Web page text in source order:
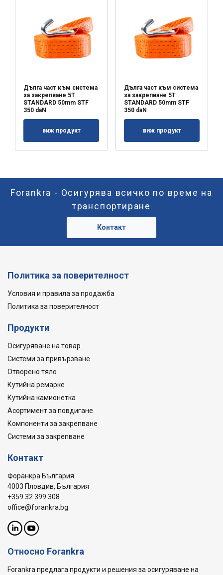
Дълга част към система
за закрепване 5T
STANDARD 50mm STF
350 daN
виж продукт
Дълга част към система
за закрепване 5T
STANDARD 50mm STF
350 daN
виж продукт
Forankra - Осигурява всичко по време на
транспортиране
Контакт
Политика за поверителност
Условия и правила за продажба
Политика за поверителност
Продукти
Осигуряване на товар
Системи за привързване
Отворено тяло
Кутийна ремарке
Кутийна камионетка
Асортимент за повдигане
Компоненти за закрепване
Системи за закрепване
Контакт
Форанкра България
4003 Пловдив, България
+359 32 399 308
office@forankra.bg
Относно Forankra
Forankra предлага продукти и решения за осигуряване на